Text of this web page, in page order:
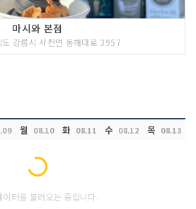
마시와 본점
도 강릉시 사천면 동해대로 3957
월 08.10 화 08.11 수 08.12 목 08.13
Loading...
이터를 불러오는 중입니다.